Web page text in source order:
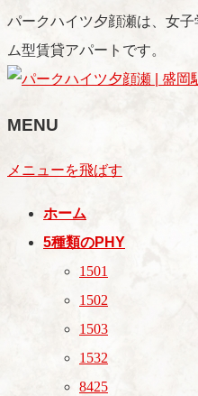
パークハイツ夕顔瀬は、女
ム型賃貸アパートです。
MENU
メニューを飛ばす
ホーム
5種類のPHY
1501
1502
1503
1532
8425